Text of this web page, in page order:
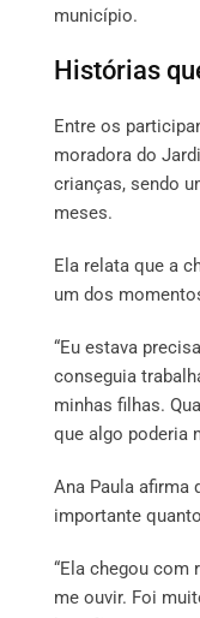
município.
Histórias
Entre os
moradora do
crianças, sendo
meses.
Ela relata que a
um dos
“Eu estava
conseguia
minhas filhas.
que algo poderia
Ana Paula afirma
importante
“Ela chegou com
me ouvir. Foi